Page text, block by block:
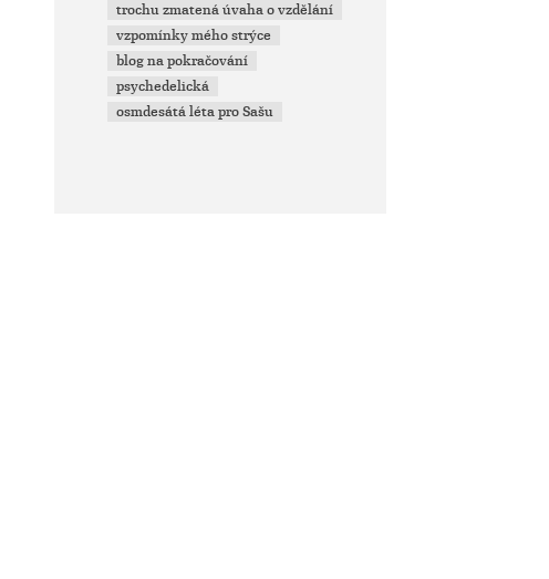
trochu zmatená úvaha o vzdělání
vzpomínky mého strýce
blog na pokračování
psychedelická
osmdesátá léta pro Sašu